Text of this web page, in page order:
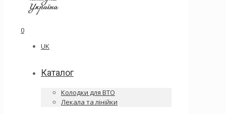
0
UK
Каталог
Колодки для ВТО
Лекала та лінійки